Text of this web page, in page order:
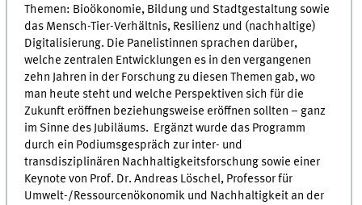
Themen: Bioökonomie, Bildung und Stadtgestaltung sowie
das Mensch-Tier-Verhältnis, Resilienz und (nachhaltige)
Digitalisierung. Die Panelistinnen sprachen darüber,
welche zentralen Entwicklungen es in den vergangenen
zehn Jahren in der Forschung zu diesen Themen gab, wo
man heute steht und welche Perspektiven sich für die
Zukunft eröffnen beziehungsweise eröffnen sollten – ganz
im Sinne des Jubiläums. Ergänzt wurde das Programm
durch ein Podiumsgespräch zur inter- und
transdisziplinären Nachhaltigkeitsforschung sowie einer
Keynote von Prof. Dr. Andreas Löschel, Professor für
Umwelt-/Ressourcenökonomik und Nachhaltigkeit an der